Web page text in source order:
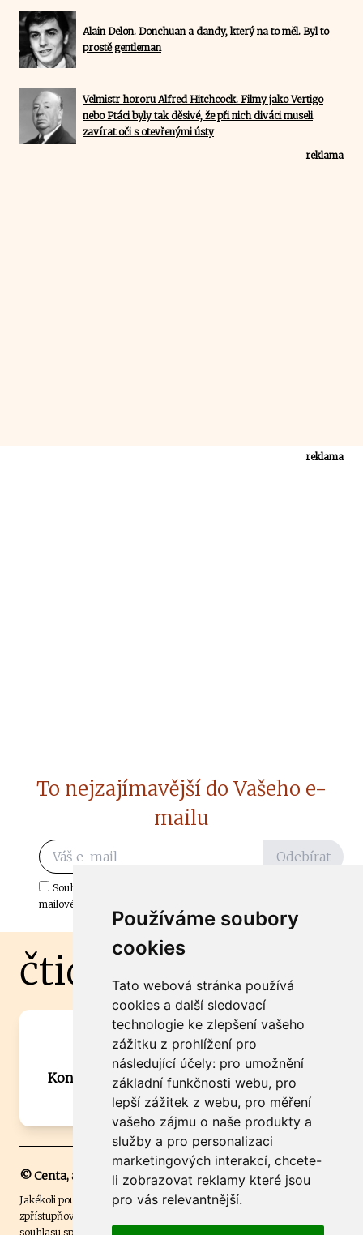
Používáme soubory
cookies
Tato webová stránka používá
cookies a další sledovací
technologie ke zlepšení vašeho
zážitku z prohlížení pro
následující účely: pro umožnění
základní funkčnosti webu, pro
lepší zážitek z webu, pro měření
vašeho zájmu o naše produkty a
služby a pro personalizaci
marketingových interakcí, chcete-
li zobrazovat reklamy které jsou
pro vás relevantnější.
Alain Delon. Donchuan a dandy, který na to měl. Byl to
prostě gentleman
Velmistr hororu Alfred Hitchcock. Filmy jako Vertigo
nebo Ptáci byly tak děsivé, že při nich diváci museli
zavírat oči s otevřenými ústy
reklama
reklama
To nejzajímavější do Vašeho e-
mailu
Odebírat
Souhlasím s odběrem důležitých zpráv ze ČtiDoma.cz do mé e-
mailové schránky.
čtidoma.cz
Máte zajímavou informaci? Chcete
spolupracovat?
Kontaktujte šéfredaktora Martina Chalupu:
chalupa@ctidoma.cz
© Centa, a.s.
Jakékoli použití obsahu včetně převzetí, šíření či dalšího užití a
zpřístupňování textových či obrazových materiálů bez písemného
souhlasu společnosti Centa,a.s. je zakázáno. Čtenář svým přihlášením